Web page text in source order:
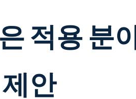
적용 분
안